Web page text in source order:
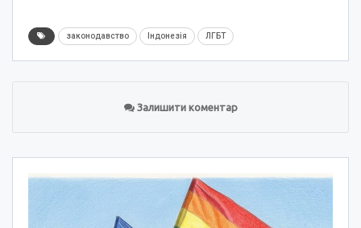
законодавство Індонезія ЛГБТ
Залишити коментар